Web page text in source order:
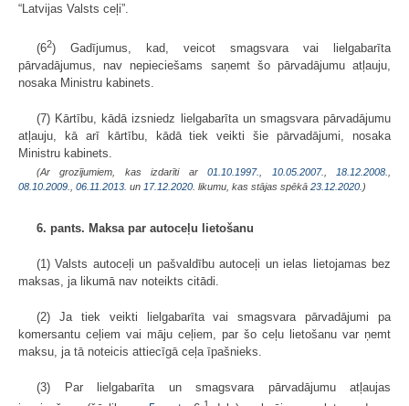
“Latvijas Valsts ceļi”.
(62) Gadījumus, kad, veicot smagsvara vai lielgabarīta
pārvadājumus, nav nepieciešams saņemt šo pārvadājumu atļauju,
nosaka Ministru kabinets.
(7) Kārtību, kādā izsniedz lielgabarīta un smagsvara pārvadājumu
atļauju, kā arī kārtību, kādā tiek veikti šie pārvadājumi, nosaka
Ministru kabinets.
(Ar grozījumiem, kas izdarīti ar01.10.1997., 10.05.2007.,18.12.2008.,
08.10.2009., 06.11.2013. un 17.12.2020. likumu, kas stājas spēkā 23.12.2020.)
6. pants. Maksa par autoceļu lietošanu
(1) Valsts autoceļi un pašvaldību autoceļi un ielas lietojamas bez
maksas, ja likumā nav noteikts citādi.
(2) Ja tiek veikti lielgabarīta vai smag­svara pārvadājumi pa
komersantu ceļiem vai māju ceļiem, par šo ceļu lietošanu var ņemt
maksu, ja tā noteicis attiecīgā ceļa īpašnieks.
(3) Par lielgabarīta un smagsvara pārvadājumu atļaujas